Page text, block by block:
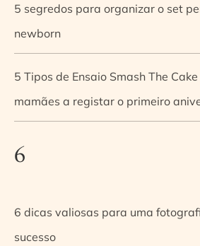
5 segredos para organizar o set
newborn
5 Tipos de Ensaio Smash The
mamães a registar o primeiro
6
6 dicas valiosas para uma
sucesso